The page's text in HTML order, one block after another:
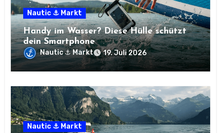
Nautic ⚓ Markt
Handy im Wasser? Diese Hülle schützt
dein Smartphone
Nautic ⚓ Markt 19. Juli 2026
Nautic ⚓ Markt